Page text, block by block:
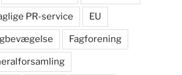
PR-service EU
Fagforening